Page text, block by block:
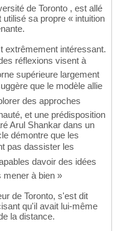
de Toronto , est allé
sa propre « intuition
extrêmement intéressant.
réflexions visent à
supérieure largement
que le modèle allie
des approches
et une prédisposition
Arul Shankar dans un
démontre que les
pas dassister les
davoir des idées
mener à bien »
de Toronto, s'est dit
qu'il avait lui-même
la distance.